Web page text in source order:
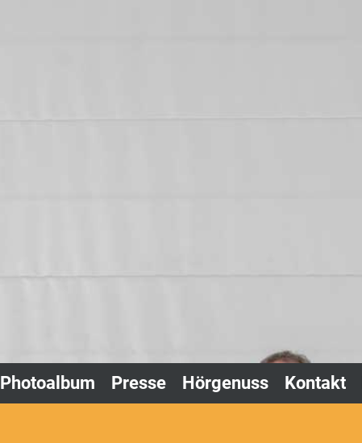
Photoalbum Presse Hörgenuss Kontakt